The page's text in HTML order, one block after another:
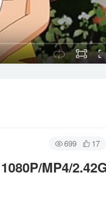
699 17
MP4/